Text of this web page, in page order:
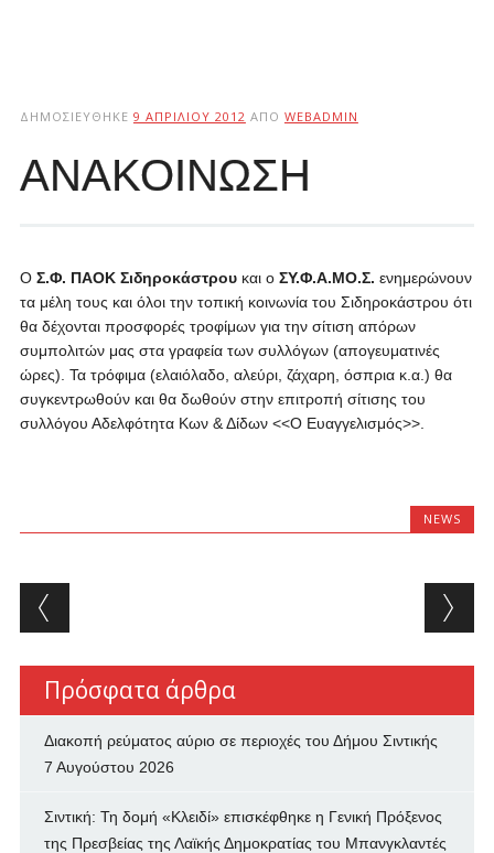
ΔΗΜΟΣΙΕΎΘΗΚΕ 9 ΑΠΡΙΛΊΟΥ 2012 ΑΠΌ WEBADMIN
ΑΝΑΚΟΙΝΩΣΗ
O Σ.Φ. ΠΑΟΚ Σιδηροκάστρουκαι ο ΣΥ.Φ.Α.ΜΟ.Σ. ενημερώνουν
τα μέλη τους και όλοι την τοπική κοινωνία του Σιδηροκάστρου ότι
θα δέχονται προσφορές τροφίμων για την σίτιση απόρων
συμπολιτών μας στα γραφεία των συλλόγων (απογευματινές
ώρες). Τα τρόφιμα (ελαιόλαδο, αλεύρι, ζάχαρη, όσπρια κ.α.) θα
συγκεντρωθούν και θα δωθούν στην επιτροπή σίτισης του
συλλόγου Αδελφότητα Κων & Δίδων <<Ο Ευαγγελισμός>>.
NEWS
Post navigation
Πρόσφατα άρθρα
Διακοπή ρεύματος αύριο σε περιοχές του Δήμου Σιντικής
7 Αυγούστου 2026
Σιντική: Τη δομή «Κλειδί» επισκέφθηκε η Γενική Πρόξενος
της Πρεσβείας της Λαϊκής Δημοκρατίας του Μπανγκλαντές